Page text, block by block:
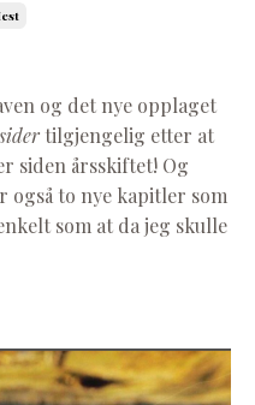
og det nye opplaget
tilgjengelig etter at
siden årsskiftet! Og
også to nye kapitler som
som at da jeg skulle